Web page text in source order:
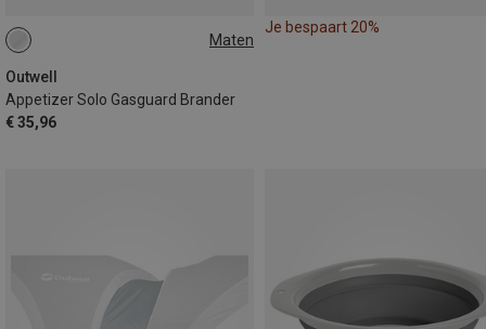
Maten
Outwell
Appetizer Solo Gasguard Brander
€ 35,96
ONE SIZE
Je bespaart 20%